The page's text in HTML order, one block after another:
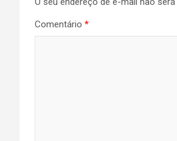
Comentário *